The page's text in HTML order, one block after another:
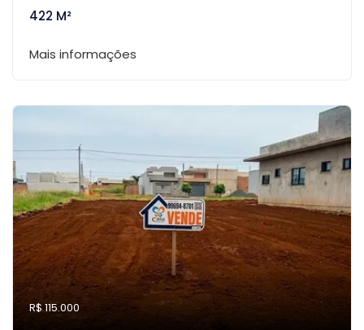
422 M²
Mais informações
R$ 115.000